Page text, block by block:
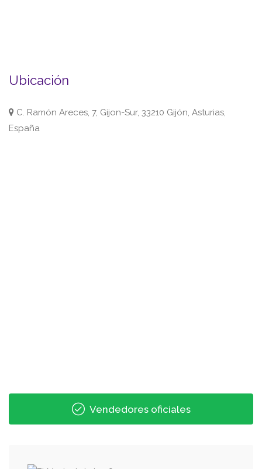
Ubicación
C. Ramón Areces, 7, Gijon-Sur, 33210 Gijón, Asturias,
España
Vendedores oficiales